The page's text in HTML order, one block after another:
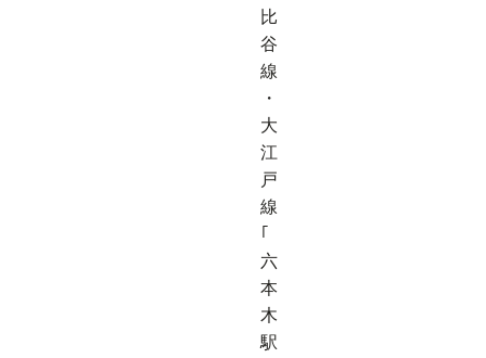
比
谷
線
・
大
江
戸
線
｢
六
本
木
駅